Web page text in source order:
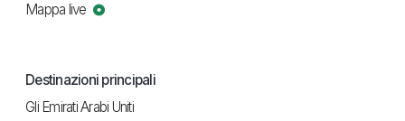
Mappa live
Destinazioni principali
Gli Emirati Arabi Uniti